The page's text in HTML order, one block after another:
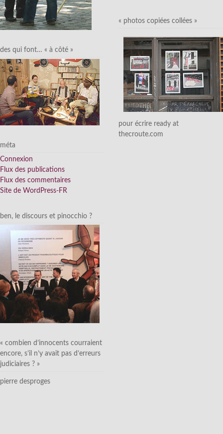
des qui font… « à côté »
méta
Connexion
Flux des publications
Flux des commentaires
Site de WordPress-FR
ben, le discours et pinocchio ?
« combien d’innocents courraient
encore, s’il n’y avait pas d’erreurs
judiciaires ? »
pierre desproges
« photos copiées collées »
pour écrire ready at
thecroute.com